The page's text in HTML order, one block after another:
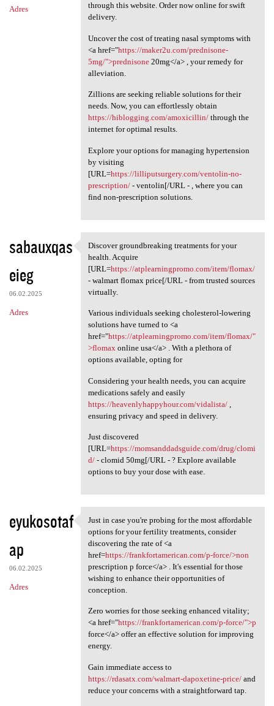
Adres
through this website. Order now online for swift
delivery.
Uncover the cost of treating nasal symptoms with
<a href="https://maker2u.com/prednisone-
5mg/">prednisone20mg</a> , your remedy for
alleviation.
Zillions are seeking reliable solutions for their
needs. Now, you can effortlessly obtain
https://hiblogging.com/amoxicillin/through the
internet for optimal results.
Explore your options for managing hypertension
by visiting
[URL=https://lilliputsurgery.com/ventolin-no-
prescription/- ventolin[/URL - , where you can
find non-prescription solutions.
sabauxqas
eieg
06.02.2025
Adres
Discover groundbreaking
Discover groundbreaking treatments for your
health. Acquire
[URL=https://atplearningpromo.com/item/flomax/
- walmart flomax price[/URL - from trusted sources
virtually.
Various individuals seeking cholesterol-lowering
solutions have turned to <a
href="https://atplearningpromo.com/item/flomax/"
>flomaxonline usa</a> . With a plethora of
options available, opting for
Considering your health needs, you can acquire
medications safely and easily
https://heavenlyhappyhour.com/vidalista/,
ensuring privacy and speed in delivery.
Just discovered
[URL=https://momsanddadsguide.com/drug/clomi
d/- clomid 50mg[/URL - ? Explore available
options to buy your dose with ease.
eyukosotaf
ap
06.02.2025
Adres
Just in case you're probing
Just in case you're probing for the most affordable
options for your fertility treatments, consider
discovering the rate of <a
href=https://frankfortamerican.com/p-force/>non
prescription p force</a> . It's essential for those
wishing to enhance their opportunities of
conception.
Zero worries for those seeking enhanced vitality;
<a href="https://frankfortamerican.com/p-force/">p
force</a> offer an effective solution for improving
energy.
Gain immediate access to
https://rdasatx.com/walmart-dapoxetine-price/and
reduce your concerns with a straightforward tap.